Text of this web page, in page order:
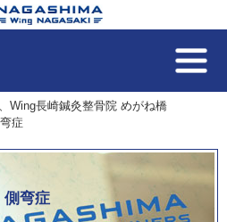
Wing長崎鍼灸整骨院 めがね橋
症
側弯症